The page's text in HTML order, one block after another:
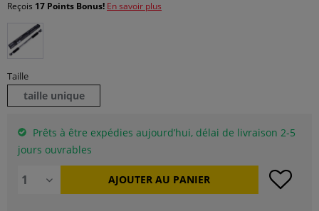
Reçois 17 Points Bonus! En savoir plus
Taille
taille unique
Prêts à être expédies aujourd’hui, délai de livraison 2-5
jours ouvrables
AJOUTER AU PANIER